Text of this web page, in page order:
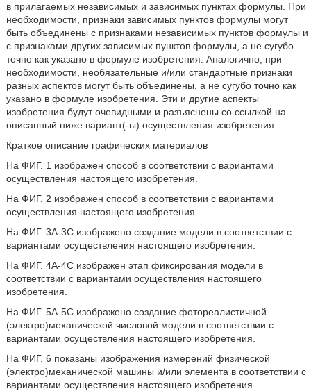
в прилагаемых независимых и зависимых пунктах формулы. При
необходимости, признаки зависимых пунктов формулы могут
быть объединены с признаками независимых пунктов формулы и
с признаками других зависимых пунктов формулы, а не сугубо
точно как указано в формуле изобретения. Аналогично, при
необходимости, необязательные и/или стандартные признаки
разных аспектов могут быть объединены, а не сугубо точно как
указано в формуле изобретения. Эти и другие аспекты
изобретения будут очевидными и разъяснены со ссылкой на
описанный ниже вариант(-ы) осуществления изобретения.
Краткое описание графических материалов
На ФИГ. 1 изображен способ в соответствии с вариантами
осуществления настоящего изобретения.
На ФИГ. 2 изображен способ в соответствии с вариантами
осуществления настоящего изобретения.
На ФИГ. 3А-3С изображено создание модели в соответствии с
вариантами осуществления настоящего изобретения.
На ФИГ. 4А-4С изображен этап фиксирования модели в
соответствии с вариантами осуществления настоящего
изобретения.
На ФИГ. 5А-5С изображено создание фотореалистичной
(электро)механической числовой модели в соответствии с
вариантами осуществления настоящего изобретения.
На ФИГ. 6 показаны изображения измерений физической
(электро)механической машины и/или элемента в соответствии с
вариантами осуществления настоящего изобретения.